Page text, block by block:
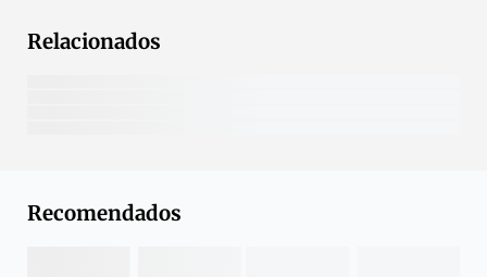
Relacionados
Recomendados